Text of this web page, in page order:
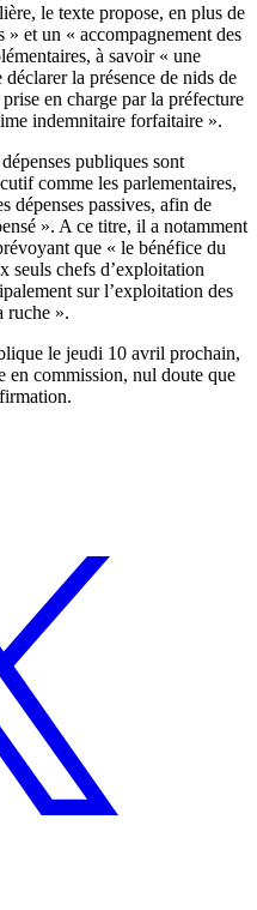
le texte propose, en plus de
» et un « accompagnement des
à savoir « une
la présence de nids de
en charge par la préfecture
indemnitaire forfaitaire ».
publiques sont
comme les parlementaires,
dépenses passives, afin de
». A ce titre, il a notamment
que « le bénéfice du
seuls chefs d’exploitation
sur l’exploitation des
ruche ».
le jeudi 10 avril prochain,
en commission, nul doute que